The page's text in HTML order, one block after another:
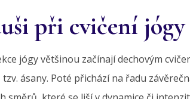
při cvičení jógy
jógy většinou začínají dechovým
ásany. Poté přichází na řadu